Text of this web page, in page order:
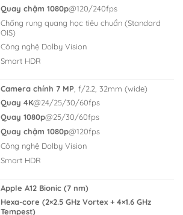
Quay chậm 1080p@120/240fps
Chống rung quang học tiêu chuẩn (Standard
OIS)
Công nghệ Dolby Vision
Smart HDR
Camera chính 7 MP , f/2.2, 32mm (wide)
Quay 4K@24/25/30/60fps
Quay 1080p@25/30/60fps
Quay chậm 1080p@120fps
Công nghệ Dolby Vision
Smart HDR
Apple A12 Bionic (7 nm)
Hexa-core (2×2.5 GHz Vortex + 4×1.6 GHz
Tempest)